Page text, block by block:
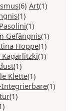
(6) Art(1)
(1)
(1)
Gefängnis(1)
Hoppe(1)
Kagarlitzki(1)
(1)
Klette(1)
Integrierbare(1)
(1)